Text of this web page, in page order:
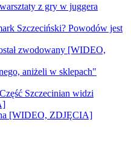
z gry w juggera
Szczeciński? Powodów jest
zwodowany [WIDEO,
aniżeli w sklepach"
Szczecinian widzi
[WIDEO, ZDJĘCIA]